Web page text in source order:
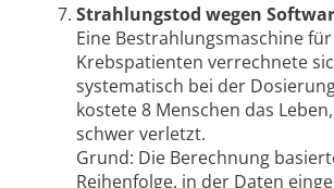
Strahlungstod wegen
Eine Bestrahlungsmaschine für
Krebspatienten verrechnete
systematisch bei der
kostete 8 Menschen das
schwer verletzt.
Grund: Die Berechnung
Reihenfolge, in der Daten